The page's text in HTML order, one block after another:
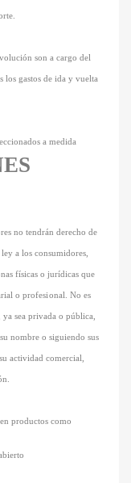
son a cargo del
los gastos de ida y vuelta
a medida
no tendrán derecho de
a los consumidores,
físicas o jurídicas que
oprofesional. No es
sea privada o pública,
nombre o siguiendo sus
actividad comercial,
productos como